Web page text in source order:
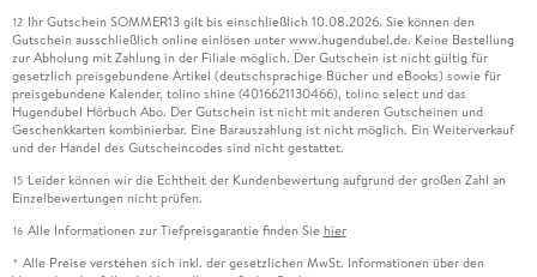
12 Ihr Gutschein SOMMER13 gilt bis einschließlich 10.08.2026. Sie können den
Gutschein ausschließlich online einlösen unter www.hugendubel.de. Keine Bestellung
zur Abholung mit Zahlung in der Filiale möglich. Der Gutschein ist nicht gültig für
gesetzlich preisgebundene Artikel (deutschsprachige Bücher und eBooks) sowie für
preisgebundene Kalender, tolino shine (4016621130466), tolino select und das
Hugendubel Hörbuch Abo. Der Gutschein ist nicht mit anderen Gutscheinen und
Geschenkkarten kombinierbar. Eine Barauszahlung ist nicht möglich. Ein Weiterverkauf
und der Handel des Gutscheincodes sind nicht gestattet.
15 Leider können wir die Echtheit der Kundenbewertung aufgrund der großen Zahl an
Einzelbewertungen nicht prüfen.
16 Alle Informationen zur Tiefpreisgarantie finden Sie hier
* Alle Preise verstehen sich inkl. der gesetzlichen MwSt. Informationen über den